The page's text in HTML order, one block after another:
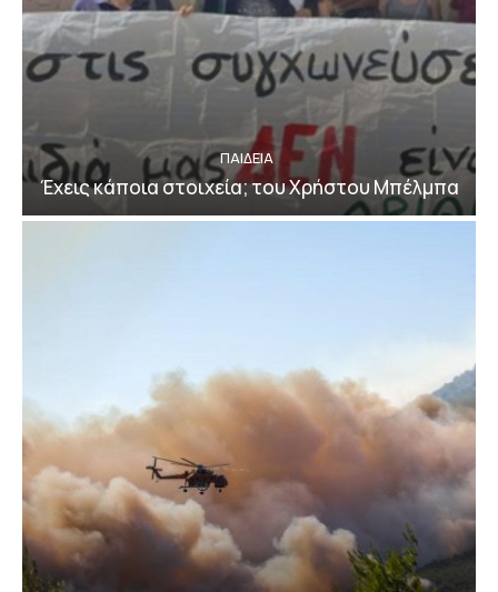
ΠΑΙΔΕΙΑ
Έχεις κάποια στοιχεία; του Χρήστου Μπέλμπα